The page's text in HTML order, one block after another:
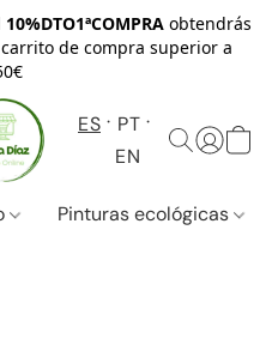
10%DTO1ªCOMPRAobtendrás
de compra superior a
ES
PT
EN
Pinturas ecológicas